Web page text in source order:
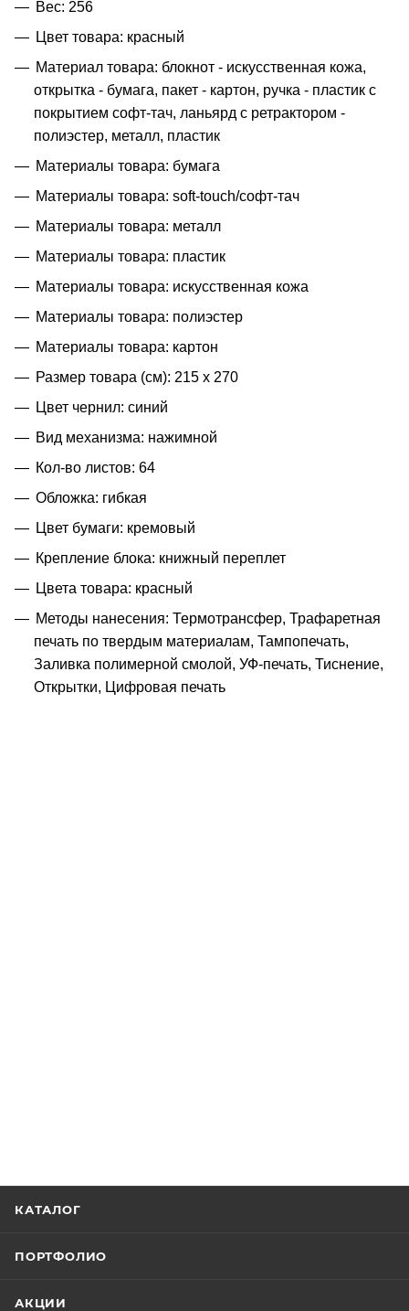
Вес: 256
Цвет товара: красный
Материал товара: блокнот - искусственная кожа,
открытка - бумага, пакет - картон, ручка - пластик с
покрытием софт-тач, ланьярд с ретрактором -
полиэстер, металл, пластик
Материалы товара: бумага
Материалы товара: soft-touch/софт-тач
Материалы товара: металл
Материалы товара: пластик
Материалы товара: искусственная кожа
Материалы товара: полиэстер
Материалы товара: картон
Размер товара (см): 215 х 270
Цвет чернил: синий
Вид механизма: нажимной
Кол-во листов: 64
Обложка: гибкая
Цвет бумаги: кремовый
Крепление блока: книжный переплет
Цвета товара: красный
Методы нанесения: Термотрансфер, Трафаретная
печать по твердым материалам, Тампопечать,
Заливка полимерной смолой, УФ-печать, Тиснение,
Открытки, Цифровая печать
КАТАЛОГ
ПОРТФОЛИО
АКЦИИ